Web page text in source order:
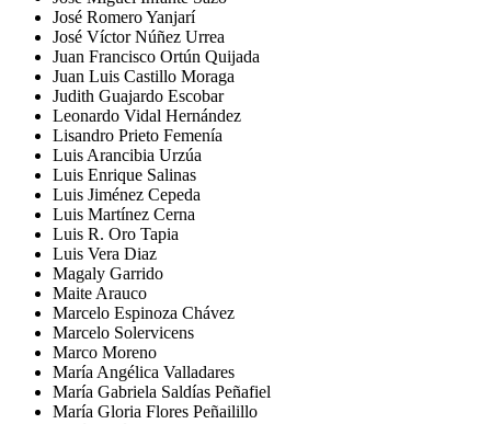
José Romero Yanjarí
José Víctor Núñez Urrea
Juan Francisco Ortún Quijada
Juan Luis Castillo Moraga
Judith Guajardo Escobar
Leonardo Vidal Hernández
Lisandro Prieto Femenía
Luis Arancibia Urzúa
Luis Enrique Salinas
Luis Jiménez Cepeda
Luis Martínez Cerna
Luis R. Oro Tapia
Luis Vera Diaz
Magaly Garrido
Maite Arauco
Marcelo Espinoza Chávez
Marcelo Solervicens
Marco Moreno
María Angélica Valladares
María Gabriela Saldías Peñafiel
María Gloria Flores Peñailillo